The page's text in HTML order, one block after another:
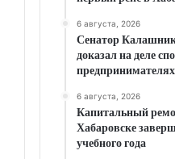
6 августа, 2026
Сенатор
доказал на деле
предпринимателях
6 августа, 2026
Капитальный
Хабаровске
учебного года